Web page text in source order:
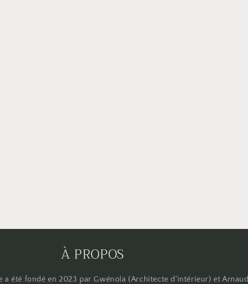
À PROPOS
a été fondé en 2023 par Gwénola (Architecte d'intérieur) et Arnaud